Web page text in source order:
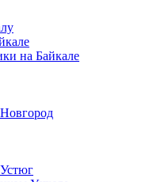
на Байкале